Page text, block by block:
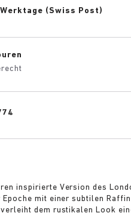
(Swiss Post)
inspirierte Version des
mit einer subtilen
dem rustikalen Look